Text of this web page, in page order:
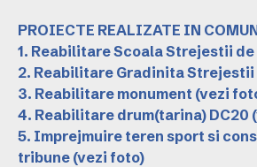
PROIECTE REALIZATE IN
1. Reabilitare Scoala Strejestii de
2. Reabilitare Gradinita Strejestii
3. Reabilitare monument (vezi
4. Reabilitare drum(tarina) DC20
5. Imprejmuire teren sport si
tribune (vezi foto)